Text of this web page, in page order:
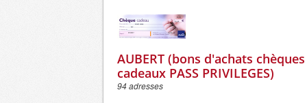
AUBERT (bons d'achats
cadeaux PASS PRIVILEGES)
94 adresses